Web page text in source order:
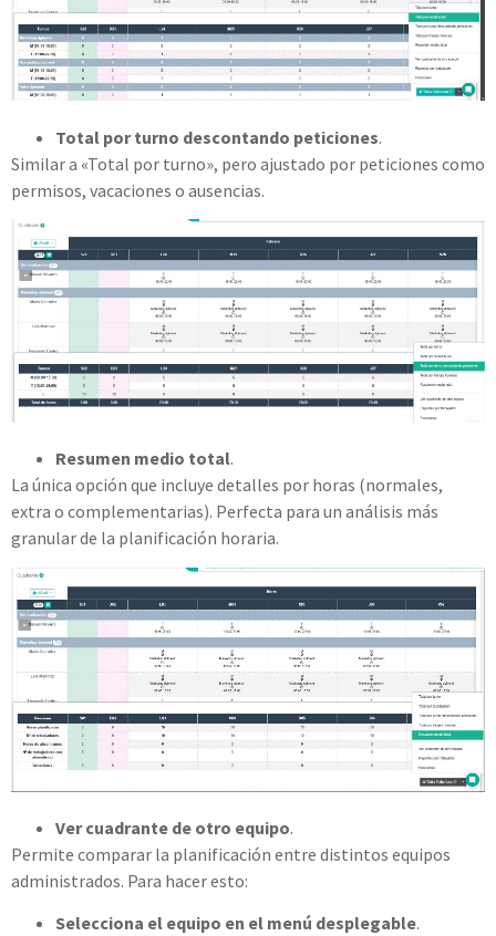
Total por turno descontando peticiones.
Similar a «Total por turno», pero ajustado por peticiones como
permisos, vacaciones o ausencias.
Resumen medio total.
La única opción que incluye detalles por horas (normales,
extra o complementarias). Perfecta para un análisis más
granular de la planificación horaria.
Ver cuadrante de otro equipo.
Permite comparar la planificación entre distintos equipos
administrados. Para hacer esto:
Selecciona el equipo en el menú desplegable.